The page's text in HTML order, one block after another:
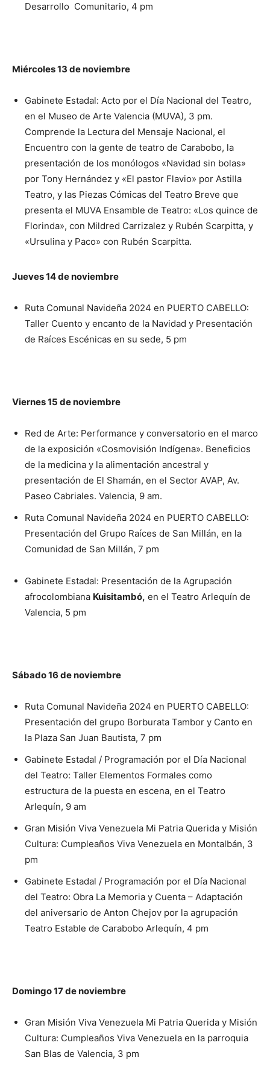
Desarrollo Comunitario, 4 pm
Miércoles 13 de noviembre
Gabinete Estadal: Acto por el Día Nacional del Teatro,
en el Museo de Arte Valencia (MUVA), 3 pm.
Comprende la Lectura del Mensaje Nacional, el
Encuentro con la gente de teatro de Carabobo, la
presentación de los monólogos «Navidad sin bolas»
por Tony Hernández y «El pastor Flavio» por Astilla
Teatro, y las Piezas Cómicas del Teatro Breve que
presenta el MUVA Ensamble de Teatro: «Los quince de
Florinda», con Mildred Carrizalez y Rubén Scarpitta, y
«Ursulina y Paco» con Rubén Scarpitta.
Jueves 14 de noviembre
Ruta Comunal Navideña 2024 en PUERTO CABELLO:
Taller Cuento y encanto de la Navidad y Presentación
de Raíces Escénicas en su sede, 5 pm
Viernes 15 de noviembre
Red de Arte: Performance y conversatorio en el marco
de la exposición «Cosmovisión Indígena». Beneficios
de la medicina y la alimentación ancestral y
presentación de El Shamán, en el Sector AVAP, Av.
Paseo Cabriales. Valencia, 9 am.
Ruta Comunal Navideña 2024 en PUERTO CABELLO:
Presentación del Grupo Raíces de San Millán, en la
Comunidad de San Millán, 7 pm
Gabinete Estadal: Presentación de la Agrupación
afrocolombiana Kuisitambó, en el Teatro Arlequín de
Valencia, 5 pm
Sábado 16 de noviembre
Ruta Comunal Navideña 2024 en PUERTO CABELLO:
Presentación del grupo Borburata Tambor y Canto en
la Plaza San Juan Bautista, 7 pm
Gabinete Estadal / Programación por el Día Nacional
del Teatro: Taller Elementos Formales como
estructura de la puesta en escena, en el Teatro
Arlequín, 9 am
Gran Misión Viva Venezuela Mi Patria Querida y Misión
Cultura: Cumpleaños Viva Venezuela en Montalbán, 3
pm
Gabinete Estadal / Programación por el Día Nacional
del Teatro: Obra La Memoria y Cuenta – Adaptación
del aniversario de Anton Chejov por la agrupación
Teatro Estable de Carabobo Arlequín, 4 pm
Domingo 17 de noviembre
Gran Misión Viva Venezuela Mi Patria Querida y Misión
Cultura: Cumpleaños Viva Venezuela en la parroquia
San Blas de Valencia, 3 pm